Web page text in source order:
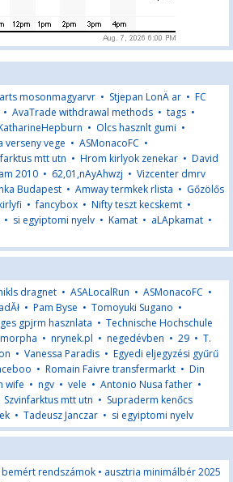
mosonmagyarvr • Stjepan LonÄ ar • FC
• AvaTrade withdrawal methods • tags •
• Olcs hasznlt gumi •
verseny vege • ASMonacoFC •
mtt utn • Hrom kirlyok zenekar • David
2010 • 62,01,nAyAhwzj • Vizcenter dmrv
Budapest • Amway termkek rlista • Gőzölős
•fancybox • Nifty teszt kecskemt •
• si egyiptomi nyelv • Kamat • aLApkamat •
dragnet • ASALocalRun • ASMonacoFC •
• Pam Byse • Tomoyuki Sugano •
gpjrm hasznlata • Technische Hochschule
• nrynek.pl • negedévben • 29 • T.
• Vanessa Paradis • Egyedi eljegyzési gyűrű
• Romain Faivre transfermarkt • Din
wife • ngv • vele • Antonio Nusa father •
Szvinfarktus mtt utn • Supraderm kenőcs
• Tadeusz Janczar • si egyiptomi nyelv
bemért rendszámok • ausztria minimálbér 2025